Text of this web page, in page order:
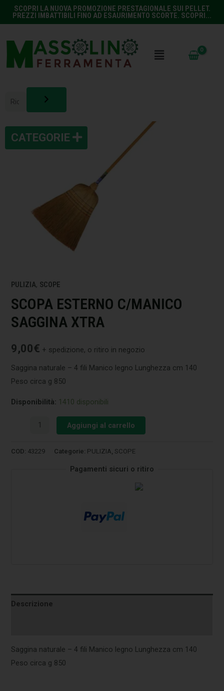
SCOPRI LA NUOVA PROMOZIONE PRESTAGIONALE SUI PELLET.
PREZZI IMBATTIBILI FINO AD ESAURIMENTO SCORTE. SCOPRI...
PULIZIA, SCOPE
SCOPA ESTERNO C/MANICO
SAGGINA XTRA
9,00€ + spedizione, o ritiro in negozio
Saggina naturale – 4 fili Manico legno Lunghezza cm 140
Peso circa g 850
Disponibilità: 1410 disponibili
Aggiungi al carrello
COD: 43229 Categorie: PULIZIA SCOPE
Pagamenti sicuri o ritiro
Descrizione
Saggina naturale – 4 fili Manico legno Lunghezza cm 140
Peso circa g 850